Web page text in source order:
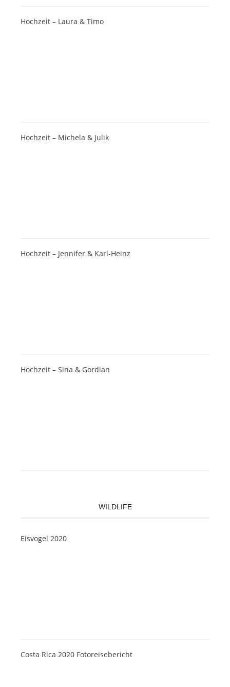
Hochzeit – Laura & Timo
Hochzeit – Michela & Julik
Hochzeit – Jennifer & Karl-Heinz
Hochzeit – Sina & Gordian
WILDLIFE
Eisvogel 2020
Costa Rica 2020 Fotoreisebericht